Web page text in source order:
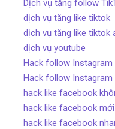
Dịch vụ tăng follow
dịch vụ tăng like tiktok
dịch vụ tăng like tiktok
dịch vụ youtube
Hack follow Instagram
Hack follow
hack like facebook
hack like facebook
hack like facebook